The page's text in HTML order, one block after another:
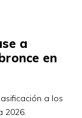
a
en
a los
2026.